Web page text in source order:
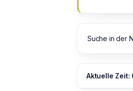
Suche in der
Aktuelle Zeit: